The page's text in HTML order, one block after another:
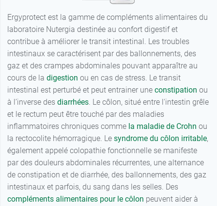
Ergyprotect est la gamme de compléments alimentaires du
laboratoire Nutergia destinée au confort digestif et
contribue à améliorer le transit intestinal. Les troubles
intestinaux se caractérisent par des ballonnements, des
gaz et des crampes abdominales pouvant apparaître au
cours de la digestion ou en cas de stress. Le transit
intestinal est perturbé et peut entrainer une constipation ou
à l’inverse des diarrhées. Le côlon, situé entre l'intestin grêle
et le rectum peut être touché par des maladies
inflammatoires chroniques comme la maladie de Crohn ou
la rectocolite hémorragique. Le syndrome du côlon irritable,
également appelé colopathie fonctionnelle se manifeste
par des douleurs abdominales récurrentes, une alternance
de constipation et de diarrhée, des ballonnements, des gaz
intestinaux et parfois, du sang dans les selles. Des
compléments alimentaires pour le côlon peuvent aider à